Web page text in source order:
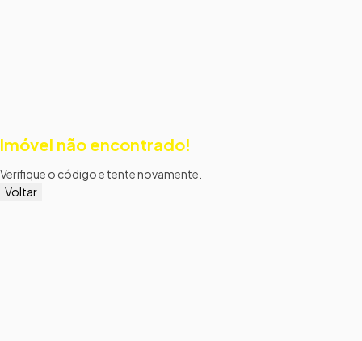
Imóvel não encontrado!
Verifique o código e tente novamente.
Voltar